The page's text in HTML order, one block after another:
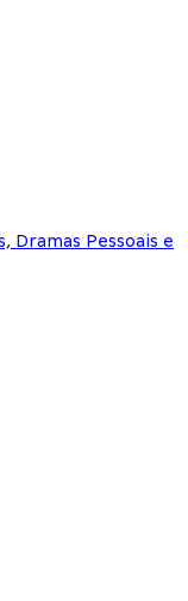
Dramas Pessoais e